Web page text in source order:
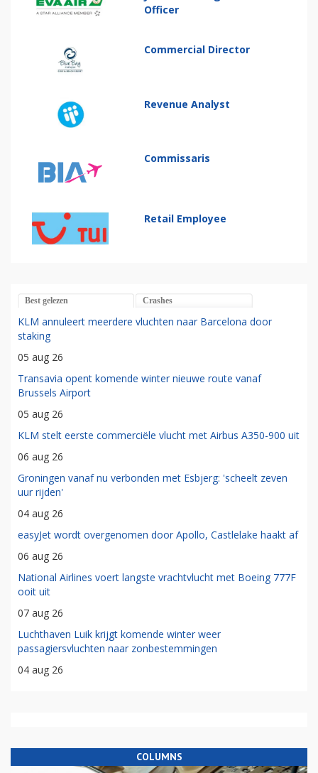
Officer
Commercial Director
Revenue Analyst
Commissaris
Retail Employee
Best gelezen Crashes
KLM annuleert meerdere vluchten naar Barcelona door
staking
05 aug 26
Transavia opent komende winter nieuwe route vanaf
Brussels Airport
05 aug 26
KLM stelt eerste commerciële vlucht met Airbus A350-900 uit
06 aug 26
Groningen vanaf nu verbonden met Esbjerg: 'scheelt zeven
uur rijden'
04 aug 26
easyJet wordt overgenomen door Apollo, Castlelake haakt af
06 aug 26
National Airlines voert langste vrachtvlucht met Boeing 777F
ooit uit
07 aug 26
Luchthaven Luik krijgt komende winter weer
passagiersvluchten naar zonbestemmingen
04 aug 26
COLUMNS